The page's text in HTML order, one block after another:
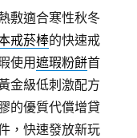
敷適合寒性秋冬
戒菸棒的快速戒
使用遮瑕粉餅首
金級低刺激配方
的優質代償增貸
，快速發放新玩